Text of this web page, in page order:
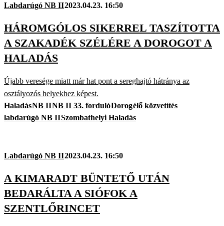
Labdarúgó NB II2023.04.23. 16:50
HÁROMGÓLOS SIKERREL TASZÍTOTTA
A SZAKADÉK SZÉLÉRE A DOROGOT A
HALADÁS
Újabb veresége miatt már hat pont a sereghajtó hátránya az
osztályozós helyekhez képest.
HaladásNB IINB II 33. fordulóDorogélő közvetítés
labdarúgó NB IISzombathelyi Haladás
Labdarúgó NB II2023.04.23. 16:50
A KIMARADT BÜNTETŐ UTÁN
BEDARÁLTA A SIÓFOK A
SZENTLŐRINCET